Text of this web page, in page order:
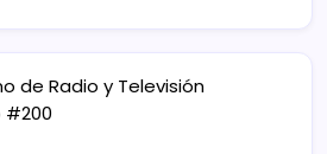
de Radio y Televisión
#200